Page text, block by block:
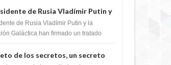
de Rusia Vladímir Putin y
Galactica han firmado un
para acabar con los Sionistas?
de Rusia Vladímir Putin y la
Galáctica han firmado un tratado
de los secretos, un secreto